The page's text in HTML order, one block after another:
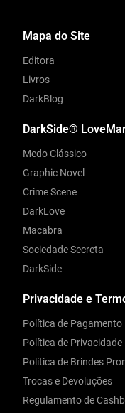
Privacidade e
Política de Pagamento
Política de Privacidade
Política de Brindes
Trocas e Devoluções
Regulamento de
Mapa do Site
Editora
Livros
DarkBlog
DarkSide®
Medo Clássico
Graphic Novel
Crime Scene
DarkLove
Macabra
Sociedade Secreta
DarkSide